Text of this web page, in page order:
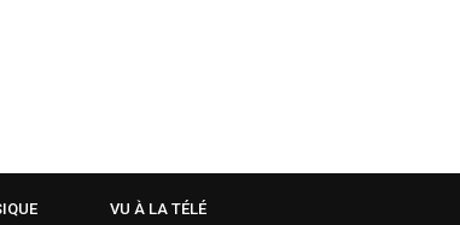
VU À LA TÉLÉ